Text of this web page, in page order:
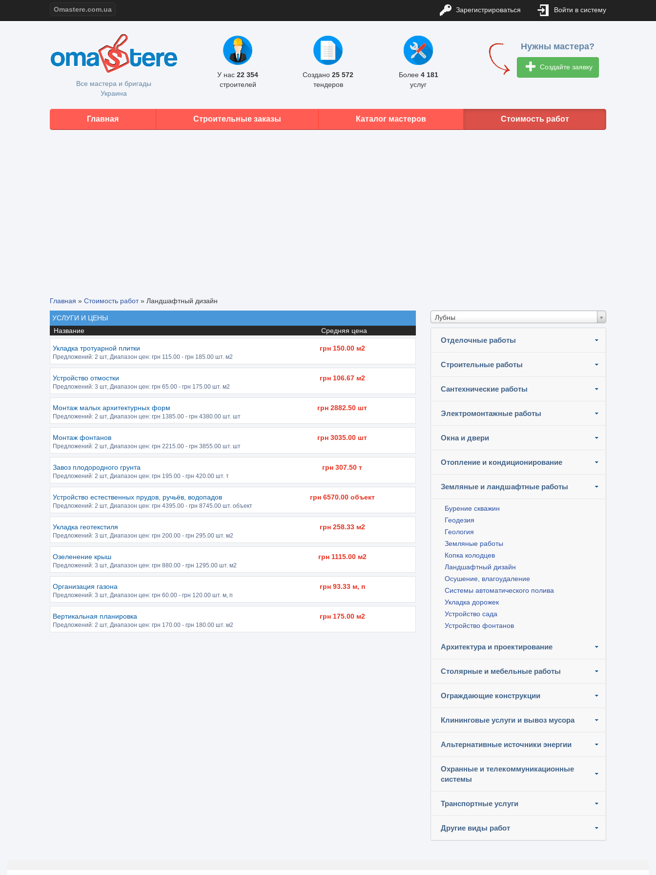
Omastere.com.ua Зарегистрироваться Войти в систему
Все мастера и бригады
Украина
У нас 22 354
строителей
Создано 25 572
тендеров
Более 4 181
услуг
Нужны мастера?
Создайте заявку
Главная Строительные заказы Каталог мастеров Стоимость работ
Главная » Стоимость работ» Ландшафтный дизайн
Лубны
Отделочные работы
Строительные работы
Сантехнические работы
Электромонтажные работы
Окна и двери
Отопление и кондиционирование
Земляные и ландшафтные работы
Бурение скважин
Геодезия
Геология
Земляные работы
Копка колодцев
Ландшафтный дизайн
Осушение, влагоудаление
Системы автоматического полива
Укладка дорожек
Устройство сада
Устройство фонтанов
Архитектура и проектирование
Столярные и мебельные работы
Ограждающие конструкции
Клининговые услуги и вывоз мусора
Альтернативные источники энергии
Охранные и телекоммуникационные
системы
Транспортные услуги
Другие виды работ
УСЛУГИ И ЦЕНЫ
Название
Средняя цена
Укладка тротуарной плитки
Предложений: 2 шт, Диапазон цен: грн 115.00 - грн 185.00 шт. м2
грн 150.00м2
Устройство отмостки
Предложений: 3 шт, Диапазон цен: грн 65.00 - грн 175.00 шт. м2
грн 106.67м2
Монтаж малых архитектурных форм
Предложений: 2 шт, Диапазон цен: грн 1385.00 - грн 4380.00 шт. шт
грн 2882.50 шт
Монтаж фонтанов
Предложений: 2 шт, Диапазон цен: грн 2215.00 - грн 3855.00 шт. шт
грн 3035.00 шт
Завоз плодородного грунта
Предложений: 2 шт, Диапазон цен: грн 195.00 - грн 420.00 шт. т
грн 307.50 т
Устройство естественных прудов, ручьёв, водопадов
Предложений: 2 шт, Диапазон цен: грн 4395.00 - грн 8745.00 шт. объект
грн 6570.00объект
Укладка геотекстиля
Предложений: 3 шт, Диапазон цен: грн 200.00 - грн 295.00 шт. м2
грн 258.33м2
Озеленение крыш
Предложений: 3 шт, Диапазон цен: грн 880.00 - грн 1295.00 шт. м2
грн 1115.00м2
Организация газона
Предложений: 3 шт, Диапазон цен: грн 60.00 - грн 120.00 шт. м, п
грн 93.33м, п
Вертикальная планировка
Предложений: 2 шт, Диапазон цен: грн 170.00 - грн 180.00 шт. м2
грн 175.00м2